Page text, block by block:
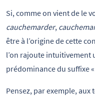
Si, comme on vient de le
cauchemarder,
être à l’origine de cette
l’on rajoute intuitivement
prédominance du suffixe
Pensez, par exemple, aux